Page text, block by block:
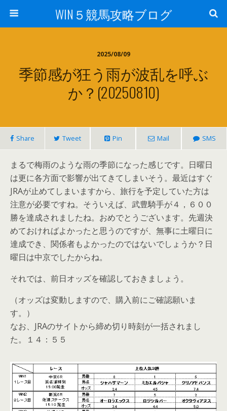
WIN５競馬攻略ブログ
2025/08/09
季節感が狂う雨が波乱を呼ぶ
か？(20250810)
Share Tweet Pin Mail SMS
まるで梅雨のような雨の季節になった感じです。日曜日
は更に各方面で影響が出てきてしまいそう。最近はすぐ
JRAが止めてしまいますから、旅行を予定していた方は
注意が必要ですね。そういえば、武豊騎手が４，６００
勝を達成されましたね。おめでとうございます。先週決
めておければよかったと思うのですが、無事に土曜日に
達成でき、関係者もよかったのではないでしょうか？日
曜日は中京でしたからね。
それでは、前日オッズを確認しておきましょう。
（オッズは変動しますので、購入前にご確認願いま
す。）
なお、JRAのサイトから締め切り時刻が一括されまし
た。１４：５５